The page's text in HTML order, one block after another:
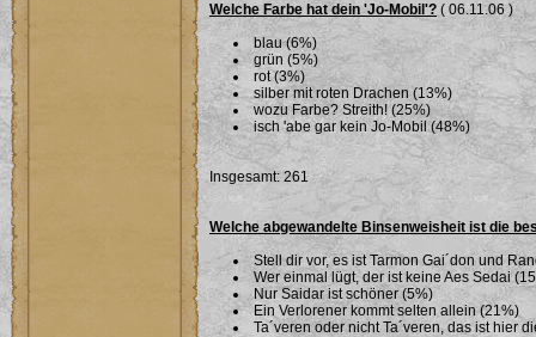
Welche Farbe hat dein 'Jo-Mobil'? ( 06.11.06 )
blau (6%)
grün (5%)
rot (3%)
silber mit roten Drachen (13%)
wozu Farbe? Streith! (25%)
isch 'abe gar kein Jo-Mobil (48%)
Insgesamt: 261
Welche abgewandelte Binsenweisheit ist die
Stell dir vor, es ist Tarmon Gai´don und
Wer einmal lügt, der ist keine Aes Sedai
Nur Saidar ist schöner (5%)
Ein Verlorener kommt selten allein (21%)
Ta´veren oder nicht Ta´veren, das ist hier